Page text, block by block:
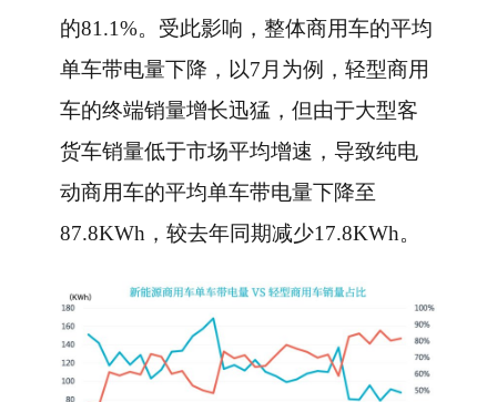
的81.1%。受此影响，整体商用车的平均
单车带电量下降，以7月为例，轻型商用
车的终端销量增长迅猛，但由于大型客
货车销量低于市场平均增速，导致纯电
动商用车的平均单车带电量下降至
87.8KWh，较去年同期减少17.8KWh。